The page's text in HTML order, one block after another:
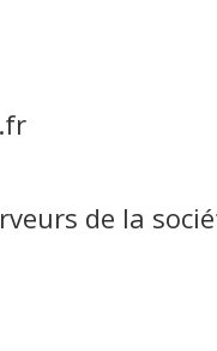
de la